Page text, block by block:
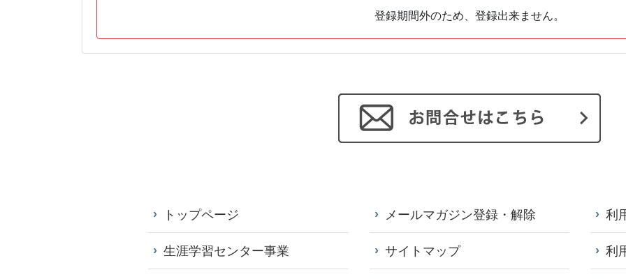
登録期間外のため、登録出来ません。
トップページ
生涯学習センター事業
メールマガジン登録・解除
サイトマップ
利
利